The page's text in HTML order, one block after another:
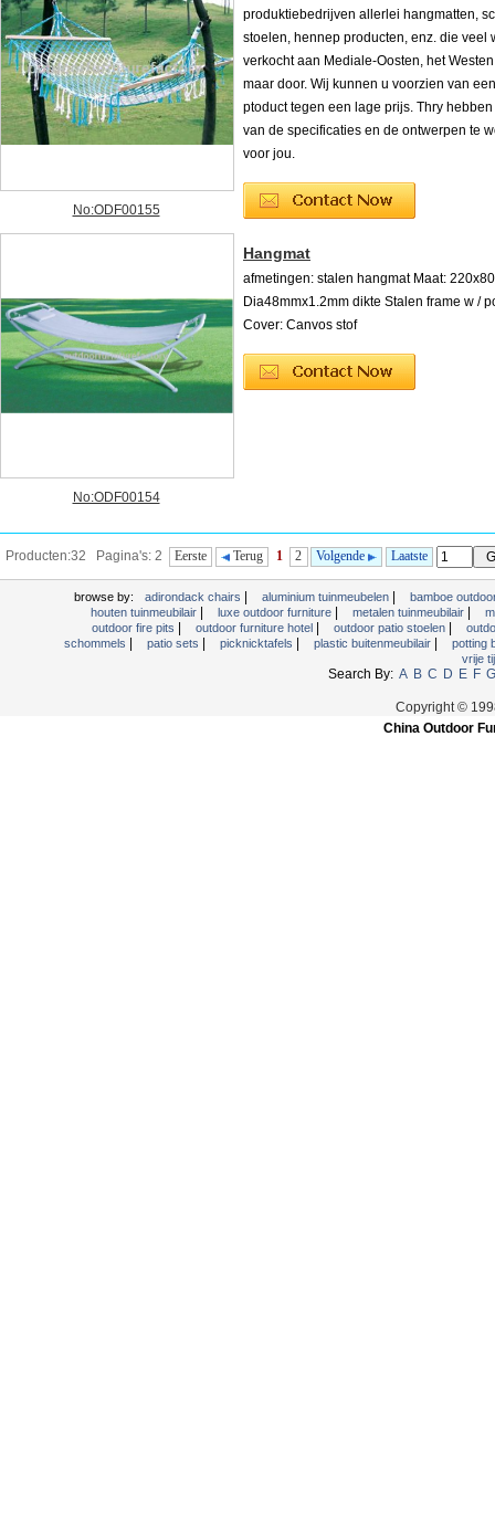
No:ODF00155
produktiebedrijven allerlei hangmatten,
stoelen, hennep producten, enz. die veel
verkocht aan Mediale-Oosten, het
maar door. Wij kunnen u voorzien van
ptoduct tegen een lage prijs. Thry
van de specificaties en de ontwerpen te
voor jou.
No:ODF00154
Hangmat
afmetingen: stalen hangmat Maat:
Dia48mmx1.2mm dikte Stalen frame w /
Cover: Canvos stof
Producten:32 Pagina's: 2 Eerste Terug 1 2 Volgende Laatste
browse by: adirondack chairs aluminium tuinmeubelen
bamboe
houten tuinmeubilair
luxe outdoor furniture metalen tuinmeubilair
outdoor fire pits
outdoor furniture hotel outdoor patio stoelen
schommels
patio sets picknicktafels plastic buitenmeubilair
potting
vrije
Search By: A B C D E F G
Copyright ©
China Outdoor